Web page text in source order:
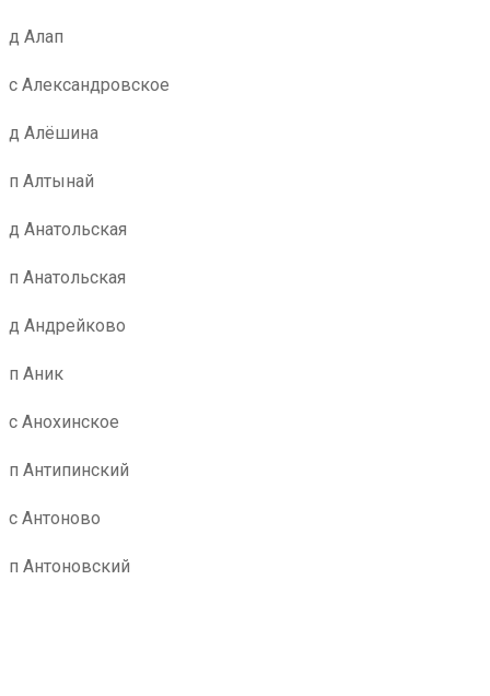
д Алап
с Александровское
д Алёшина
п Алтынай
д Анатольская
п Анатольская
д Андрейково
п Аник
с Анохинское
п Антипинский
с Антоново
п Антоновский